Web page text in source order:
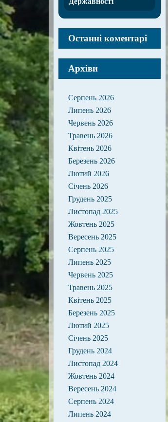
Останні коментарі
Архіви
Серпень 2026
Липень 2026
Червень 2026
Травень 2026
Квітень 2026
Березень 2026
Лютий 2026
Січень 2026
Грудень 2025
Листопад 2025
Жовтень 2025
Вересень 2025
Серпень 2025
Липень 2025
Червень 2025
Травень 2025
Квітень 2025
Березень 2025
Лютий 2025
Січень 2025
Грудень 2024
Листопад 2024
Жовтень 2024
Вересень 2024
Серпень 2024
Липень 2024